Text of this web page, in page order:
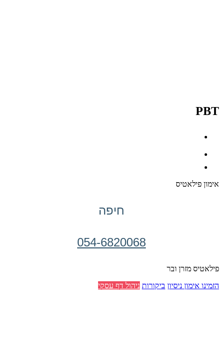
PBT
אימון פילאטיס
חיפה
054-6820068
פילאטיס מזרן ובר
הזמינו אימון ניסיון ביקורות ניהול דף עסקי